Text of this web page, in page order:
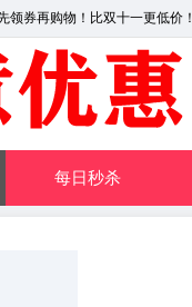
领券再购物！比双十一更低价！
每日秒杀